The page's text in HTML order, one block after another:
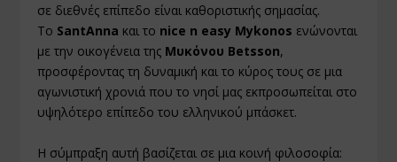
σε διεθνές επίπεδο είναι καθοριστικής σημασίας.
Το SantAnna και το nice n easy Mykonos ενώνονται
με την οικογένεια της Μυκόνου Betsson,
προσφέροντας τη δυναμική και το κύρος τους σε μια
αγωνιστική χρονιά που το νησί μας εκπροσωπείται στο
υψηλότερο επίπεδο του ελληνικού μπάσκετ.
Η σύμπραξη αυτή βασίζεται σε μια κοινή φιλοσοφία: